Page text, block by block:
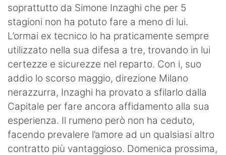
soprattutto da Simone Inzaghi che per 5
stagioni non ha potuto fare a meno di lui.
L’ormai ex tecnico lo ha praticamente sempre
utilizzato nella sua difesa a tre, trovando in lui
certezze e sicurezze nel reparto. Con i, suo
addio lo scorso maggio, direzione Milano
nerazzurra, Inzaghi ha provato a sfilarlo dalla
Capitale per fare ancora affidamento alla sua
esperienza. Il rumeno però non ha ceduto,
facendo prevalere l’amore ad un qualsiasi altro
contratto più vantaggioso. Domenica prossima,